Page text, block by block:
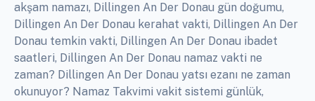
akşam namazı, Dillingen An Der Donau gün doğumu,
Dillingen An Der Donau kerahat vakti, Dillingen An Der
Donau temkin vakti, Dillingen An Der Donau ibadet
saatleri, Dillingen An Der Donau namaz vakti ne
zaman? Dillingen An Der Donau yatsı ezanı ne zaman
okunuyor? Namaz Takvimi vakit sistemi günlük,